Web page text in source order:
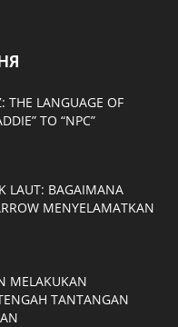
THE LANGUAGE OF
TO “NPC”
LAUT: BAGAIMANA
MENYELAMATKAN
MELAKUKAN
TANTANGAN